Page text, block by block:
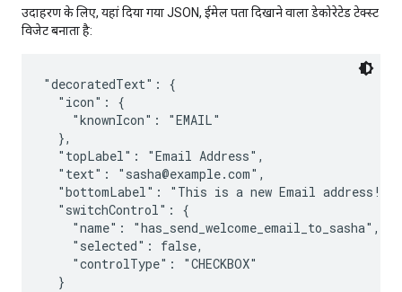
उदाहरण के लिए, यहां दिया गया JSON, ईमेल पता दिखाने वाला डेकोरेटेड टेक्स्ट
विजेट बनाता है:
"decoratedText": {
  "icon": {
    "knownIcon": "EMAIL"
  },
  "topLabel": "Email Address",
  "text": "sasha@example.com",
  "bottomLabel": "This is a new Email address!",
  "switchControl": {
    "name": "has_send_welcome_email_to_sasha",
    "selected": false,
    "controlType": "CHECKBOX"
  }